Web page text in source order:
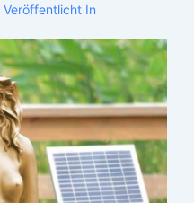
Veröffentlicht In